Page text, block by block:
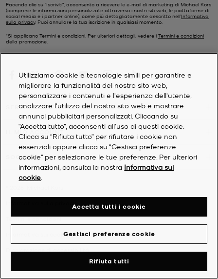
Facendo clic su "Iscriviti", acconsento a ricevere le e-mail di marketing di Michael Kors
(comprese le informazioni personalizzate attraverso i nostri siti web, le piattaforme di
social media e i partner online), come più dettagliatamente descritto nell’Informativa
sulla privacy. Puoi annullare la tua iscrizione in qualsiasi momento.
*Si applicano Termini e condizioni. Per ulteriori dettagli, vedere i Termini e condizioni
della promozione.
SERVIZIO CLIENTI
SOCIETÀ
Informativa sulla privacy
Termini e condizioni
Informativa sui cookie
Utilizziamo cookie e tecnologie simili per garantire e
migliorare la funzionalità del nostro sito web,
personalizzare i contenuti e l'esperienza dell'utente,
analizzare l'utilizzo del nostro sito web e mostrare
annunci pubblicitari personalizzati. Cliccando su
“Accetta tutto”, acconsenti all'uso di questi cookie.
Clicca su “Rifiuta tutto” per rifiutare i cookie non
essenziali oppure clicca su “Gestisci preferenze
cookie” per selezionare le tue preferenze. Per ulteriori
informazioni, consulta la nostra Informativa sui
cookie
Gestisci preferenze cookie
Rifiuta tutti
Accetta tutti i cookie